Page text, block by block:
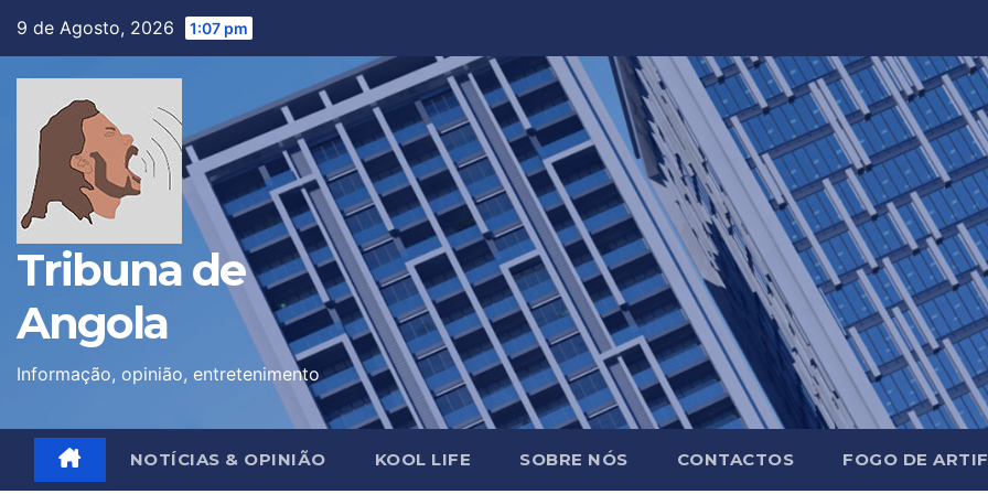
9 de Agosto, 2026 1:07 pm
Tribuna de
Angola
Informação, opinião, entretenimento
NOTÍCIAS & OPINIÃO KOOL LIFE SOBRE NÓS CONTACTOS FOGO DE